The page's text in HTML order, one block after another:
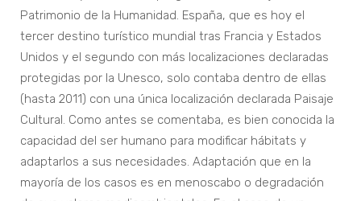
Patrimonio de la Humanidad. España, que es hoy el
tercer destino turístico mundial tras Francia y Estados
Unidos y el segundo con más localizaciones declaradas
protegidas por la Unesco, solo contaba dentro de ellas
(hasta 2011) con una única localización declarada Paisaje
Cultural. Como antes se comentaba, es bien conocida la
capacidad del ser humano para modificar hábitats y
adaptarlos a sus necesidades. Adaptación que en la
mayoría de los casos es en menoscabo o degradación